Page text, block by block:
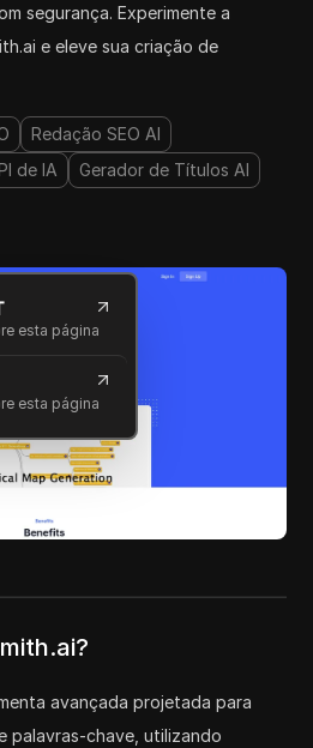
segurança. Experimente a
e eleve sua criação de
Redação SEO AI
de IA
Gerador de Títulos AI
esta página
esta página
avançada projetada para
palavras-chave, utilizando